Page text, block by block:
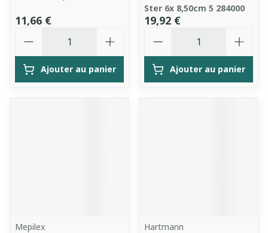
11,66 €
Ajouter au panier
Ster 6x 8,50cm 5 284000
19,92 €
Ajouter au panier
Mepilex
Hartmann